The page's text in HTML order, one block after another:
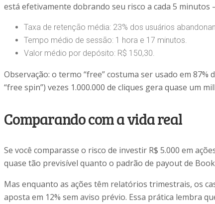
está efetivamente dobrando seu risco a cada 5 minutos
Taxa de retenção média: 23% dos usuários
Tempo médio de sessão: 1 hora e 17 minutos.
Valor médio por depósito: R$ 150,30.
Observação: o termo “free” costuma ser usado em
“free spin”) vezes 1.000.000 de cliques gera quase um
Comparando com a vida real
Se você comparasse o risco de investir R$ 5.000 em
quase tão previsível quanto o padrão de payout de
Mas enquanto as ações têm relatórios trimestrais, os
aposta em 12% sem aviso prévio. Essa prática lembra